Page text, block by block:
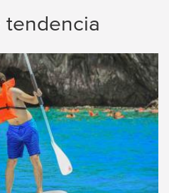
tendencia